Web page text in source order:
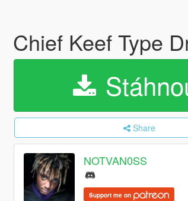
Chief Keef Type
Share
NOTVAN0SS
Support me on